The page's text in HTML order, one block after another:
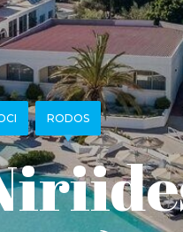
RODOS